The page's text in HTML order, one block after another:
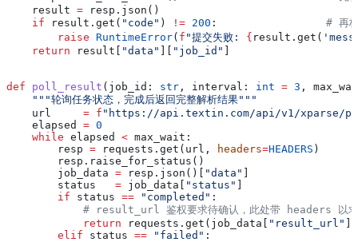
    result
= resp.json()
    if
result.get( "code" ) != 200 : # 再
        raise
RuntimeError( f "提交失败: { result.get(
    return
result[ "data" "job_id"
def poll_result ( job_id : str , interval : int = 3 ,
    """轮询任务状态，完成后返回完整解析结果"""
    url
= f "https://api.textin.com/api/v1/xparse/
    elapsed
= 0
    while
elapsed < max_wait:
        resp
= requests.get(url, headers=HEADERS )
        resp.raise_for_status()
        job_data
= resp.json()[ "data"
        status
= job_data[ "status"
        if
status == "completed" :
# result_url 鉴权要求待确认，此处带 headers 以
            return
requests.get(job_data[ "result_url"
        elif
status == "failed" :